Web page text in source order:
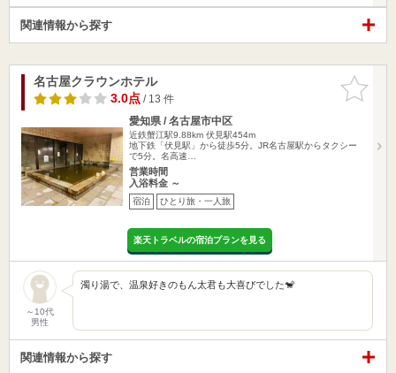
関連情報から探す
お気に入
りに追加
名古屋クラウンホテル
3.0点/ 13 件
愛知県 / 名古屋市中区
近鉄蟹江駅9.88km 伏見駅454m
地下鉄「伏見駅」から徒歩5分。JR名古屋駅からタクシー
で5分。名高速…
営業時間
入浴料金 ～
宿泊 ひとり旅・一人旅
楽天トラベルの宿泊プランを見る
～10代
男性
濁り湯で、温泉好きのもん太君も大喜びでした🐒
関連情報から探す